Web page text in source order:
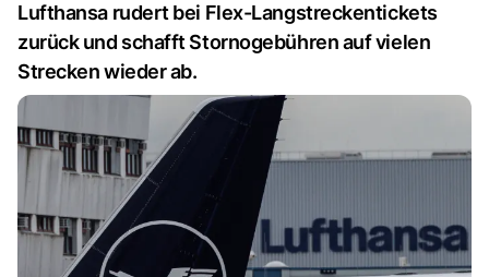
Lufthansa rudert bei Flex-Langstreckentickets
zurück und schafft Stornogebühren auf vielen
Strecken wieder ab.